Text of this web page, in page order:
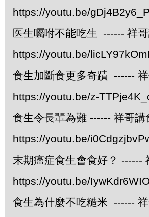
https://youtu.be/
医生囑咐不能吃生 ------ 祥
https://youtu.be/
食生加斷食更多奇蹟 ------
https://youtu.be/z-
食生令長輩為難 ------ 祥哥講
https://youtu.be/
末期癌症食生會食好？ ------
https://youtu.be/
食生為什麼不吃糙米 ------